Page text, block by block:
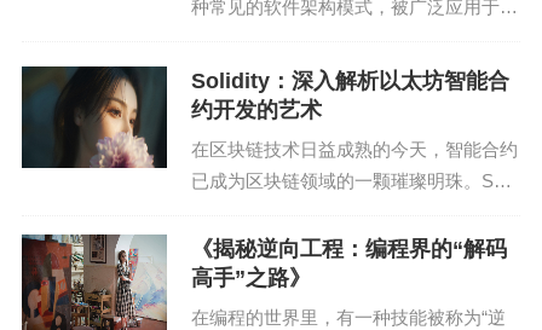
ng-library/jest-dom
```
2. 编写测试用例
以下是一个使用Testing Library进行单元测试的示
```javascript
种常见的软件架构模式，被广泛应用于W
核心概念、优点、实现方式以及在实际项
目中的应用等方面进行深入解析...
Solidity：深入解析以太坊智能合
约开发的艺术
在区块链技术日益成熟的今天，智能合约
已成为区块链领域的一颗璀璨明珠。Solid
已经成为了广大开发者必备的技能。本文
将深入解析Solidity的特性、开发流程以...
《揭秘逆向工程：编程界的“解码
高手”之路》
在编程的世界里，有一种技能被称为“逆